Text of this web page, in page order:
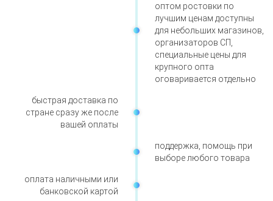
оптом ростовки по
лучшим ценам доступны
для небольших магазинов,
организаторов СП,
специальные цены для
крупного опта
оговаривается отдельно
быстрая доставка по
стране сразу же после
вашей оплаты
поддержка, помощь при
выборе любого товара
оплата наличными или
банковской картой